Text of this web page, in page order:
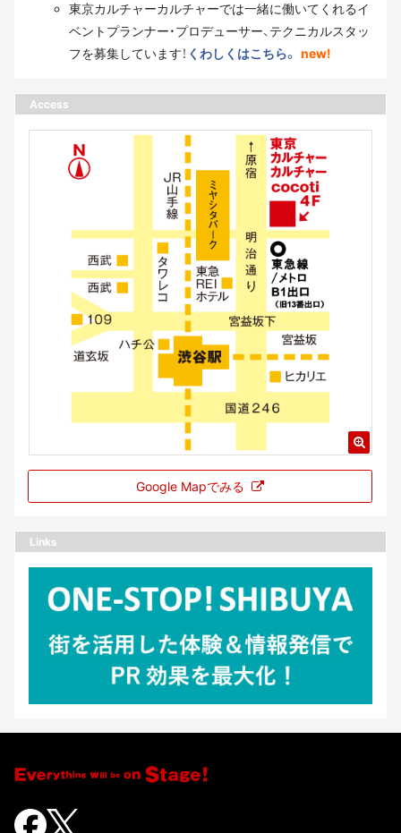
東京カルチャーカルチャーでは一緒に働いてくれるイ
ベントプランナー・プロデューサー、テクニカルスタッ
フを募集しています！ くわしくはこちら。 new!
Access
Google Mapでみる
Links